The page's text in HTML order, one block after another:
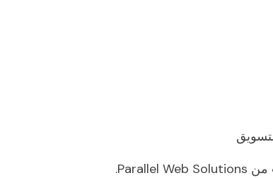
من Parallel Web Solutions.